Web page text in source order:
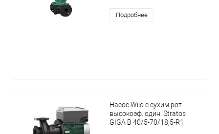
Подробнее
Насос Wilo с сухим рот.
высокоэф. один. Stratos
GIGA B 40/5-70/18,5-R1